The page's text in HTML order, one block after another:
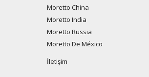
Moretto China
Moretto India
Moretto Russia
Moretto De México
İletişim